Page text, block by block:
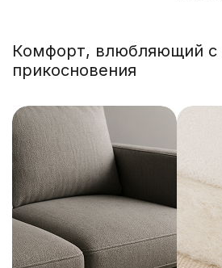
Комфорт, влюбляющий с
прикосновения